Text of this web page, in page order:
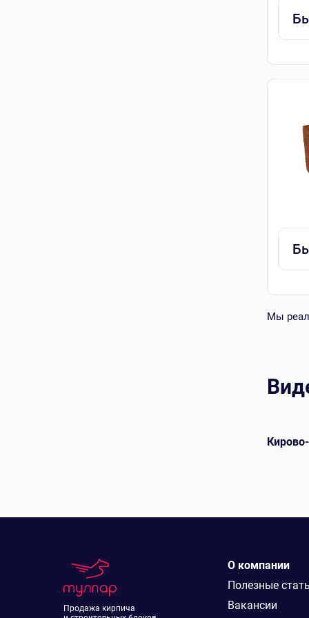
Мы
Продажа кирпича
О компании
Полезные
Вакансии